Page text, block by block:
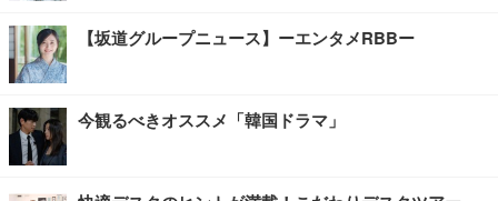
【坂道グループニュース】ーエンタメRBBー
今観るべきオススメ「韓国ドラマ」